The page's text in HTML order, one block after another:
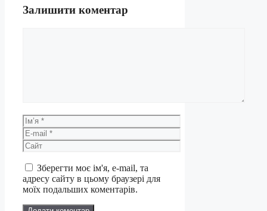
Залишити коментар
Ім’я
E-
mail
Сайт
Зберегти моє ім'я, e-mail, та
адресу сайту в цьому браузері для
моїх подальших коментарів.